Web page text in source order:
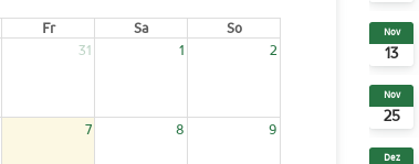
Fr Sa
So
31 1 2
7 8 9
13
Nov
25
Nov
Dez